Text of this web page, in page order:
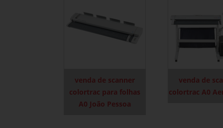
venda de scanner
colortrac para folhas
A0 João Pessoa
venda de
colortrac A0